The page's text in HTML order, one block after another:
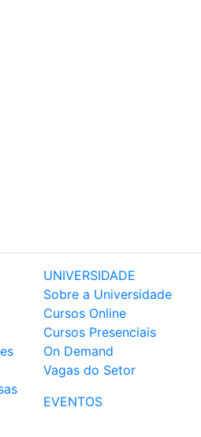
UNIVERSIDADE
Sobre a Universidade
Cursos Online
Cursos Presenciais
On Demand
Vagas do Setor
EVENTOS